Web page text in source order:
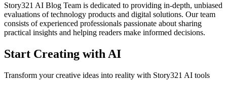
Story321 AI Blog Team is dedicated to providing in-depth, unbiased
evaluations of technology products and digital solutions. Our team
consists of experienced professionals passionate about sharing
practical insights and helping readers make informed decisions.
Start Creating with AI
Transform your creative ideas into reality with Story321 AI tools